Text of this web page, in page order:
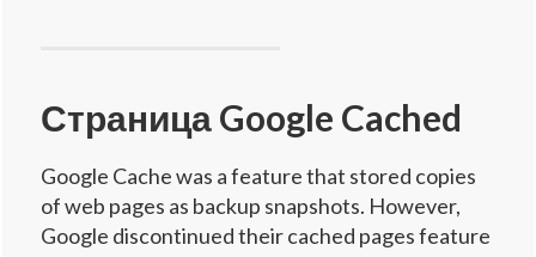
Страница Google Cached
Google Cache was a feature that stored copies
of web pages as backup snapshots. However,
Google discontinued their cached pages feature